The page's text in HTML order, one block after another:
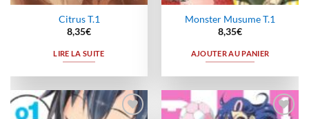
Citrus T.1
8,35€
LIRE LA SUITE
Monster Musume T.1
8,35€
AJOUTER AU PANIER